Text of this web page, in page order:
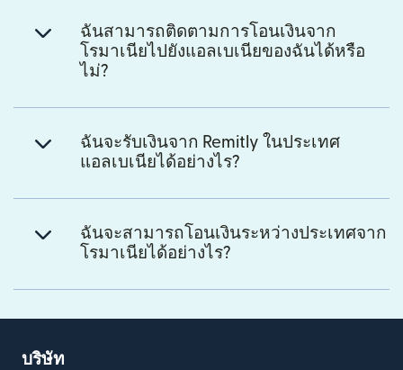
ฉันสามารถติดตามการโอนเงินจาก
โรมาเนียไปยังแอลเบเนียของฉันได้หรือ
ไม่?
ฉันจะรับเงินจาก Remitly ในประเทศ
แอลเบเนียได้อย่างไร?
ฉันจะสามารถโอนเงินระหว่างประเทศจาก
โรมาเนียได้อย่างไร?
บริษัท